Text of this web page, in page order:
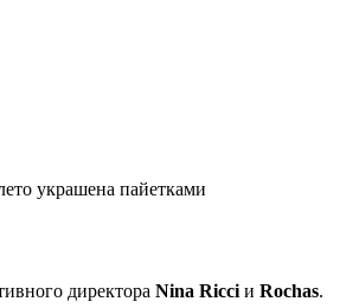
украшена пайетками
директора Nina Ricci и Rochas.